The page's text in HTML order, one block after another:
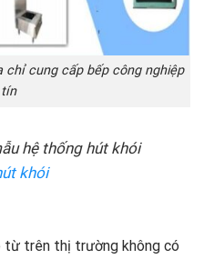
chỉ cung cấp bếp công nghiệp
hệ thống hút khói
khói
từ trên thị trường không có